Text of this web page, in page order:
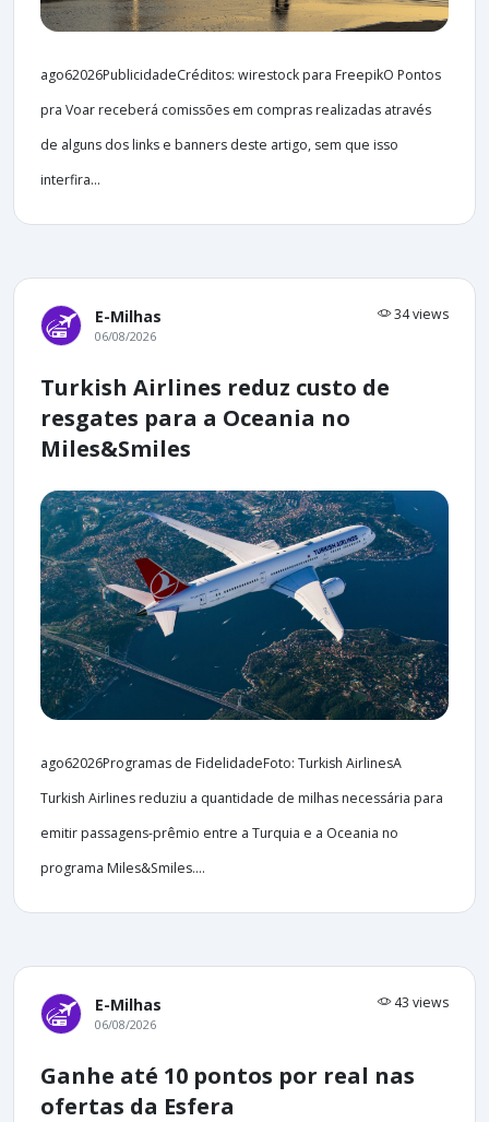
ago62026PublicidadeCréditos: wirestock para FreepikO Pontos
pra Voar receberá comissões em compras realizadas através
de alguns dos links e banners deste artigo, sem que isso
interfira...
E-Milhas 34 views
06/08/2026
Turkish Airlines reduz custo de
resgates para a Oceania no
Miles&Smiles
ago62026Programas de FidelidadeFoto: Turkish AirlinesA
Turkish Airlines reduziu a quantidade de milhas necessária para
emitir passagens-prêmio entre a Turquia e a Oceania no
programa Miles&Smiles....
E-Milhas 43 views
06/08/2026
Ganhe até 10 pontos por real nas
ofertas da Esfera